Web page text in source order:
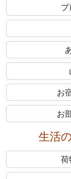
み
プ